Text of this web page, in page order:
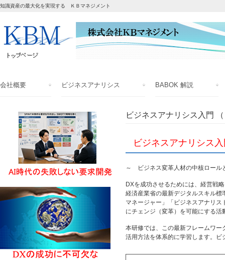
知識資産の最大化を実現する ＫＢマネジメント
会社概要 ビジネスアナリシス BABOK 解説
ビジネスアナリシス入門
ビジネスアナリシス
～ ビジネス変革人材の中核ロー
DXを成功させるためには、経営戦
経済産業省の最新デジタルスキル
マネージャー」「ビジネスアナリ
にチェンジ（変革）を可能にする
本研修では、この最新フレームワ
活用方法を体系的に学習します。